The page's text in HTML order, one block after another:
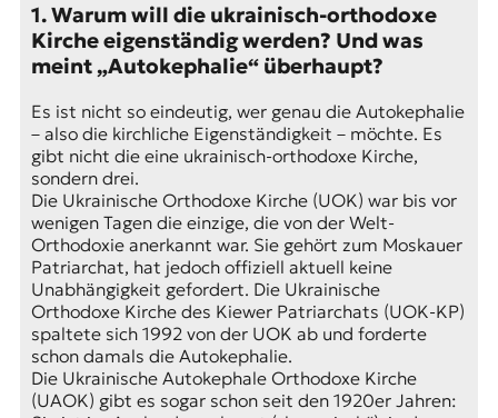
K
O
D
E
R
W
1. Warum will die ukrainisch-orthodoxe
Kirche eigenständig werden? Und was
meint „Autokephalie“ überhaupt?
Es ist nicht so eindeutig, wer genau die Autokephalie
– also die kirchliche Eigenständigkeit – möchte. Es
gibt nicht die eine ukrainisch-orthodoxe Kirche,
sondern drei.
Die Ukrainische Orthodoxe Kirche (UOK) war bis vor
wenigen Tagen die einzige, die von der Welt-
Orthodoxie anerkannt war. Sie gehört zum Moskauer
Patriarchat, hat jedoch offiziell aktuell keine
Unabhängigkeit gefordert. Die Ukrainische
Orthodoxe Kirche des Kiewer Patriarchats (UOK-KP)
spaltete sich 1992 von der UOK ab und forderte
schon damals die Autokephalie.
Die Ukrainische Autokephale Orthodoxe Kirche
(UAOK) gibt es sogar schon seit den 1920er Jahren: